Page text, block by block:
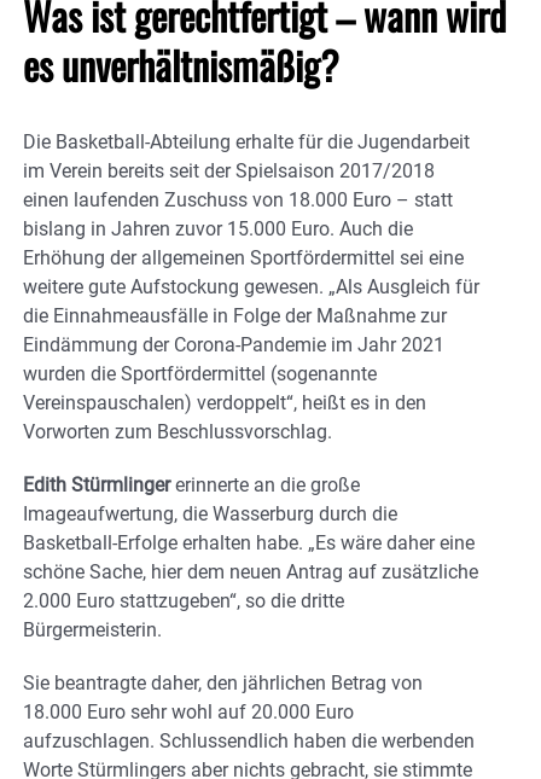
Was ist gerechtfertigt – wann wird
es unverhältnismäßig?
Die Basketball-Abteilung erhalte für die Jugendarbeit
im Verein bereits seit der Spielsaison 2017/2018
einen laufenden Zuschuss von 18.000 Euro – statt
bislang in Jahren zuvor 15.000 Euro. Auch die
Erhöhung der allgemeinen Sportfördermittel sei eine
weitere gute Aufstockung gewesen. „Als Ausgleich für
die Einnahmeausfälle in Folge der Maßnahme zur
Eindämmung der Corona-Pandemie im Jahr 2021
wurden die Sportfördermittel (sogenannte
Vereinspauschalen) verdoppelt“, heißt es in den
Vorworten zum Beschlussvorschlag.
Edith Stürmlingererinnerte an die große
Imageaufwertung, die Wasserburg durch die
Basketball-Erfolge erhalten habe. „Es wäre daher eine
schöne Sache, hier dem neuen Antrag auf zusätzliche
2.000 Euro stattzugeben“, so die dritte
Bürgermeisterin.
Sie beantragte daher, den jährlichen Betrag von
18.000 Euro sehr wohl auf 20.000 Euro
aufzuschlagen. Schlussendlich haben die werbenden
Worte Stürmlingers aber nichts gebracht, sie stimmte